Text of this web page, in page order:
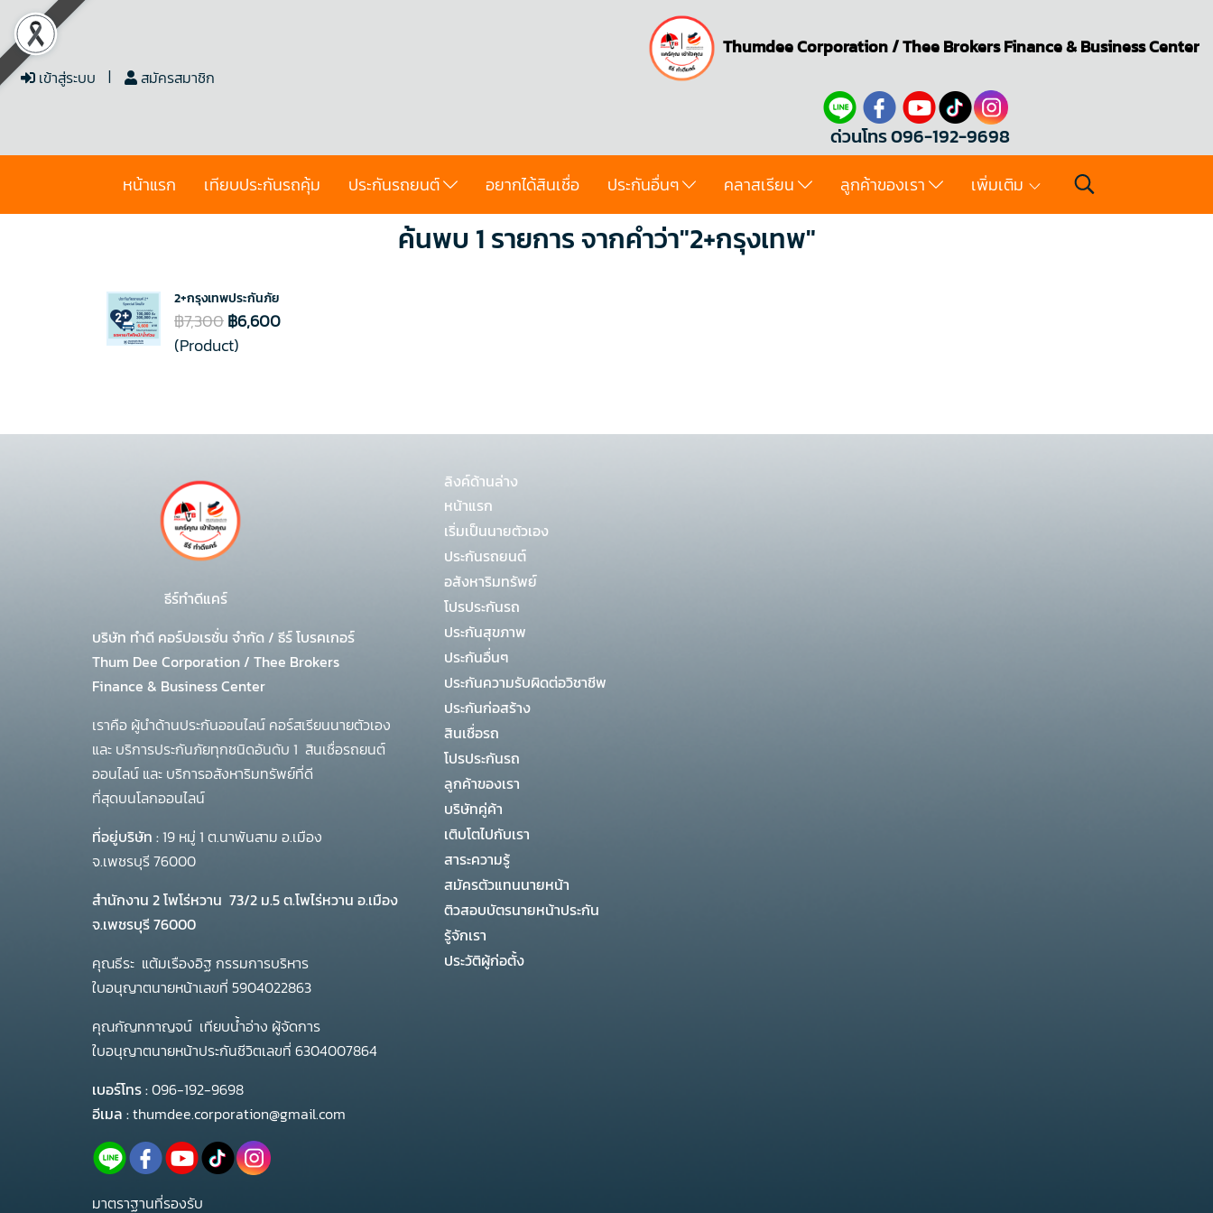
เข้าสู่ระบบ สมัครสมาชิก
Thumdee Corporation/Thee BrokersFinance & Business Center
ด่วนโทร 096-192-9698
หน้าแรก เทียบประกันรถคุ้ม ประกันรถยนต์ อยากได้สินเชื่อ ประกันอื่นๆ คลาสเรียน ลูกค้าของเรา เพิ่มเติม
ค้นพบ 1 รายการ จากคำว่า"2+กรุงเทพ"
2+กรุงเทพประกันภัย
฿7,300฿6,600
(Product)
ธีร์ทำดีแคร์
บริษัท ทำดี คอร์ปอเรชั่น จำกัด / ธีร์ โบรคเกอร์
Thum Dee Corporation / Thee Brokers
Finance & Business Center
เราคือ ผู้นำด้านประกันออนไลน์ คอร์สเรียนนายตัวเอง
และ บริการประกันภัยทุกชนิดอันดับ 1 สินเชื่อรถยนต์
ออนไลน์ และ บริการอสังหาริมทรัพย์ที่ดี
ที่สุดบนโลกออนไลน์
ที่อยู่บริษัท :19 หมู่ 1 ต.นาพันสาม อ.เมือง
จ.เพชรบุรี 76000
สำนักงาน 2 โพโร่หวาน 73/2 ม.5 ต.โพไร่หวาน อ.เมือง
จ.เพชรบุรี 76000
คุณธีระ แต้มเรืองอิฐ กรรมการบริหาร
ใบอนุญาตนายหน้าเลขที่ 5904022863
คุณกัญทกาญจน์ เทียบน้ำอ่าง ผู้จัดการ
ใบอนุญาตนายหน้าประกันชีวิตเลขที่ 6304007864
เบอร์โทร :096-192-9698
อีเมล :thumdee.corporation@gmail.com
มาตราฐานที่รองรับ
ลิงค์ด้านล่าง
หน้าแรก
เริ่มเป็นนายตัวเอง
ประกันรถยนต์
อสังหาริมทรัพย์
โปรประกันรถ
ประกันสุขภาพ
ประกันอื่นๆ
ประกันความรับผิดต่อวิชาชีพ
ประกันก่อสร้าง
สินเชื่อรถ
โปรประกันรถ
ลูกค้าของเรา
บริษัทคู่ค้า
เติบโตไปกับเรา
สาระความรู้
สมัครตัวแทนนายหน้า
ติวสอบบัตรนายหน้าประกัน
รู้จักเรา
ประวัติผู้ก่อตั้ง